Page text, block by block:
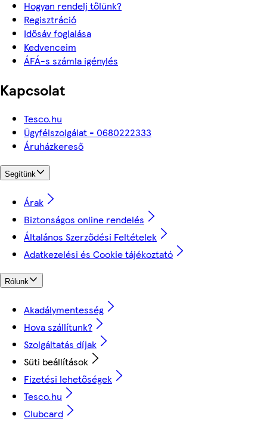
Hogyan rendelj tőlünk?
Regisztráció
Idősáv foglalása
Kedvenceim
ÁFÁ-s számla igénylés
Kapcsolat
Tesco.hu
Ügyfélszolgálat - 0680222333
Áruházkereső
Segítünk
Árak
Biztonságos online rendelés
Általános Szerződési Feltételek
Adatkezelési és Cookie tájékoztató
Rólunk
Akadálymentesség
Hova szállítunk?
Szolgáltatás díjak
Süti beállítások
Fizetési lehetőségek
Tesco.hu
Clubcard